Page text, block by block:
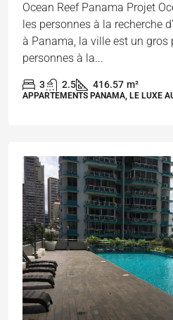
Ocean Reef Panama Projet
les personnes à la recherche
à Panama, la ville est un gros
personnes à la...
3 2.5 416.57 m²
APPARTEMENTS PANAMA, LE LUXE